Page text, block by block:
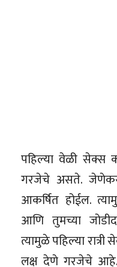
पहिल्या वेळी सेक्स
गरजेचे असते.
आकर्षित होईल.
आणि तुमच्या
त्यामुळे पहिल्या
लक्ष देणे गरजेचे